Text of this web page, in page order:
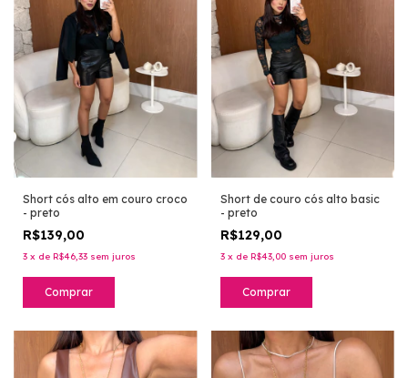
Short cós alto em couro croco
- preto
R$139,00
3 x de R$46,33 sem juros
Comprar
Short de couro cós alto basic
- preto
R$129,00
3 x de R$43,00 sem juros
Comprar